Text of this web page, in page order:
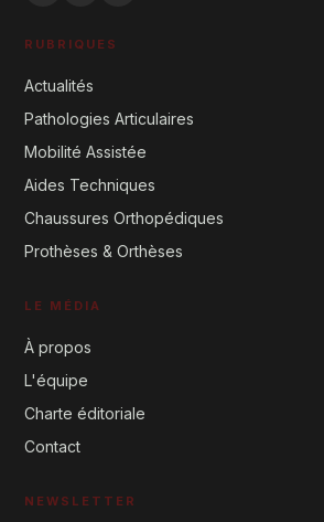
RUBRIQUES
Actualités
Pathologies Articulaires
Mobilité Assistée
Aides Techniques
Chaussures Orthopédiques
Prothèses & Orthèses
LE MÉDIA
À propos
L'équipe
Charte éditoriale
Contact
NEWSLETTER